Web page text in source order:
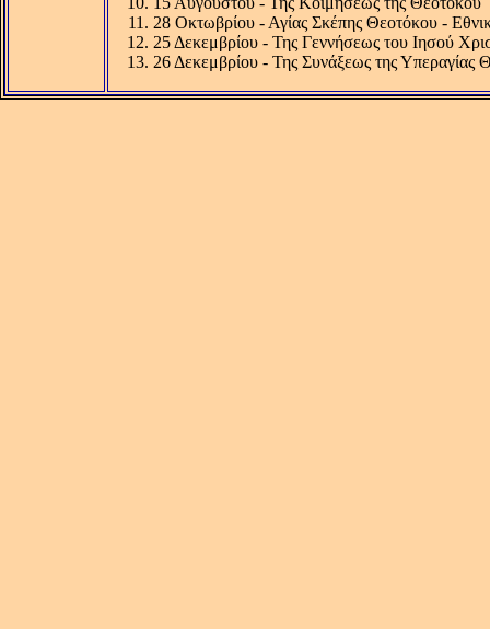
28 Οκτωβρίου - Αγίας Σκέπης Θεοτόκου -
25 Δεκεμβρίου - Της Γεννήσεως του Ιησού
26 Δεκεμβρίου - Της Συνάξεως της Υπεραγίας